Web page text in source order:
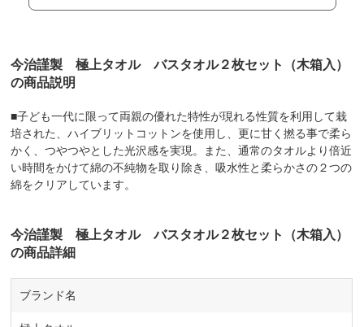
今治謹製 極上タオル バスタオル２枚セット（木箱入）
の商品説明
■子ども一代に限って両親の優れた特性が現れる性質を利用して栽
培された、ハイブリットコットンを使用し、更に甘く撚る事で柔ら
かく、つやつやとした光沢感を実現。また、通常のタオルより倍近
い時間をかけて綿の不純物を取り除き、吸水性と柔らかさの２つの
綿をクリアしています。
今治謹製 極上タオル バスタオル２枚セット（木箱入）
の商品詳細
ブランド名